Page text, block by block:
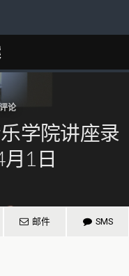
论
学院讲座录
1日
邮件 SMS